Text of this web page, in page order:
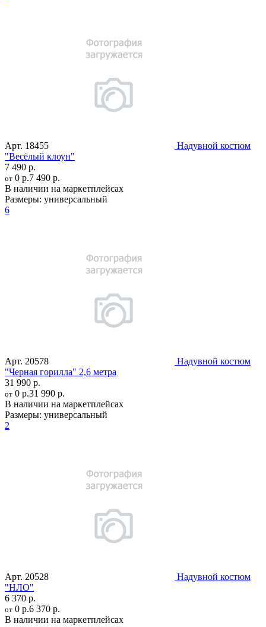
Арт. 18455
Надувной костюм
"Весёлый клоун"
7 490 р.
от 0 р.7 490 р.
В наличии на маркетплейсах
Размеры: универсальный
6
Арт. 20578
Надувной костюм
"Черная горилла" 2,6 метра
31 990 р.
от 0 р.31 990 р.
В наличии на маркетплейсах
Размеры: универсальный
2
Арт. 20528
Надувной костюм
"НЛО"
6 370 р.
от 0 р.6 370 р.
В наличии на маркетплейсах